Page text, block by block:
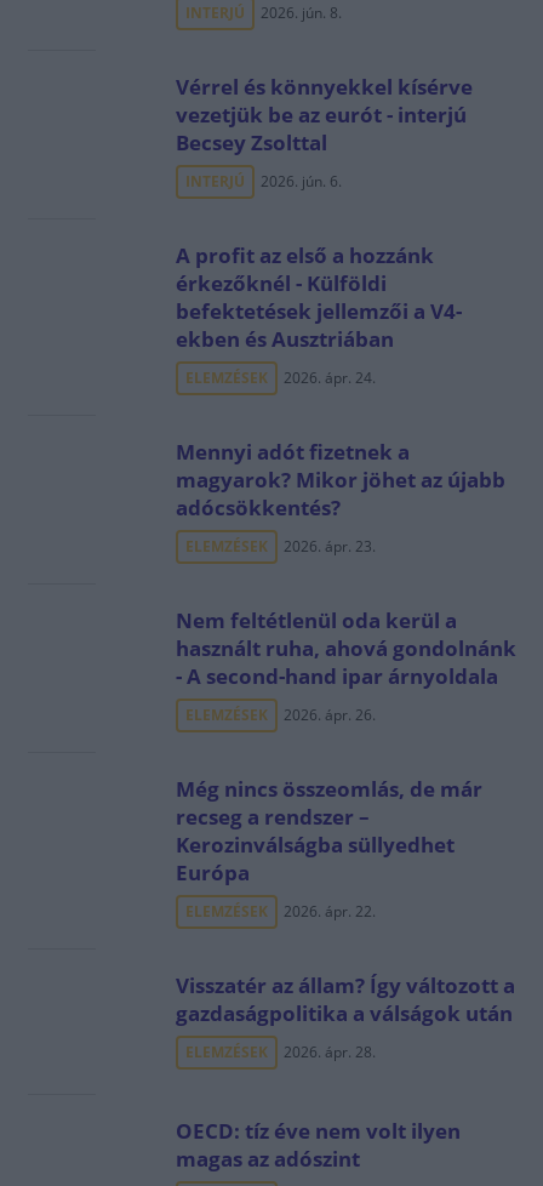
INTERJÚ 2026. jún. 8.
Vérrel és könnyekkel kísérve
vezetjük be az eurót - interjú
Becsey Zsolttal
INTERJÚ 2026. jún. 6.
A profit az első a hozzánk
érkezőknél - Külföldi
befektetések jellemzői a V4-
ekben és Ausztriában
ELEMZÉSEK 2026. ápr. 24.
Mennyi adót fizetnek a
magyarok? Mikor jöhet az újabb
adócsökkentés?
ELEMZÉSEK 2026. ápr. 23.
Nem feltétlenül oda kerül a
használt ruha, ahová gondolnánk
- A second-hand ipar árnyoldala
ELEMZÉSEK 2026. ápr. 26.
Még nincs összeomlás, de már
recseg a rendszer –
Kerozinválságba süllyedhet
Európa
ELEMZÉSEK 2026. ápr. 22.
Visszatér az állam? Így változott a
gazdaságpolitika a válságok után
ELEMZÉSEK 2026. ápr. 28.
OECD: tíz éve nem volt ilyen
magas az adószint